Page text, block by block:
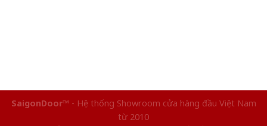
SaigonDoor™ - Hệ thống Showroom cửa hàng đầu Việt Nam
từ 2010